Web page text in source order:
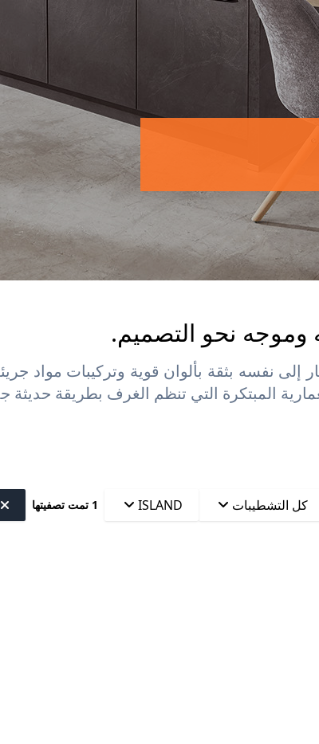
نحو التصميم.
إلى نفسه بثقة بألوان قوية وتركيبات مواد
المبتكرة التي تنظم الغرف بطريقة حديثة
كل التشطيبات ISLAND 1 تمت تصفيتها